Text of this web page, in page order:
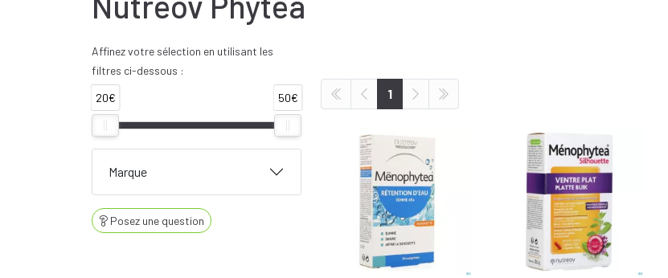
1
Affinez votre sélection en utilisant les
filtres ci-dessous :
20€
50€
Marque
Posez une question